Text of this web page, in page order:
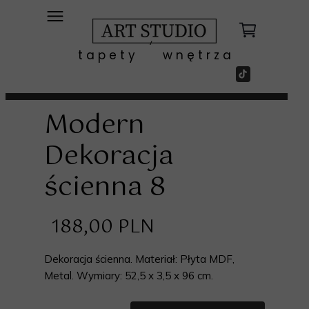
t a p e t y w n ę t r z a
Dekoracja ścienna. Materiał: Płyta MDF,
Metal. Wymiary: 52,5 x 3,5 x 96 cm.
188,00 PLN
Modern
Dekoracja
ścienna 8